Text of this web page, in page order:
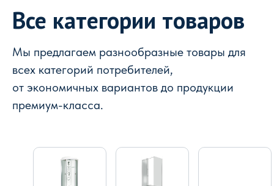
Все категории товаров
Мы предлагаем разнообразные товары для
всех категорий потребителей,
от экономичных вариантов до продукции
премиум-класса.